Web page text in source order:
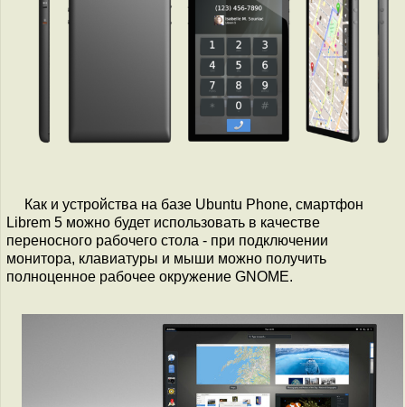
Как и устройства на базе Ubuntu Phone, смартфон
Librem 5 можно будет использовать в качестве
переносного рабочего стола - при подключении
монитора, клавиатуры и мыши можно получить
полноценное рабочее окружение GNOME.